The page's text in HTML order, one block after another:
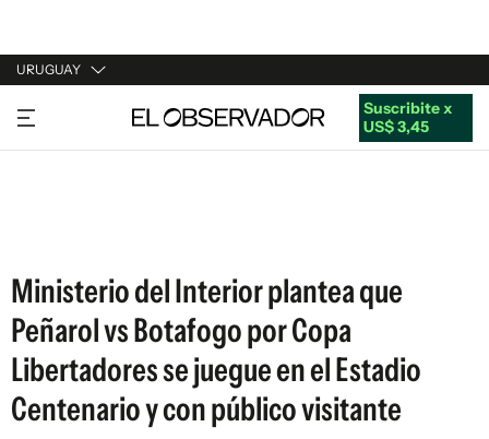
URUGUAY
URUGUAY
ARGENTINA
Suscribite x
US$ 3,45
Ministerio del Interior plantea que
Peñarol vs Botafogo por Copa
Libertadores se juegue en el Estadio
Centenario y con público visitante